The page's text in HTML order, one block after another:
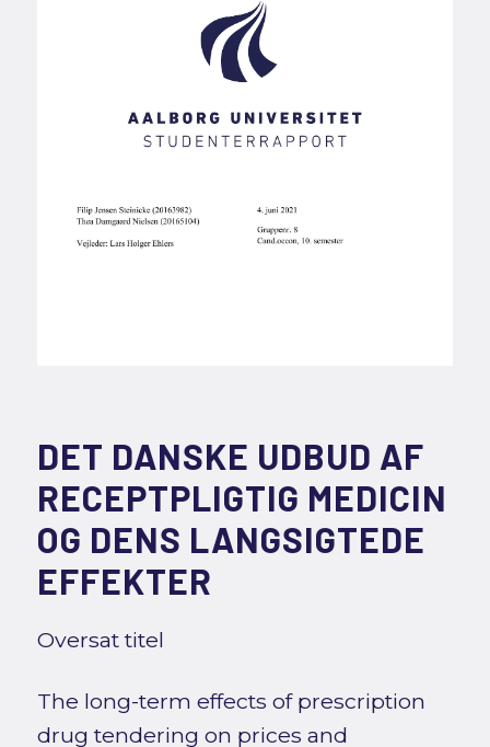
DET DANSKE UDBUD AF
RECEPTPLIGTIG MEDICIN
OG DENS LANGSIGTEDE
EFFEKTER
Oversat titel
The long-term effects of prescription
drug tendering on prices and